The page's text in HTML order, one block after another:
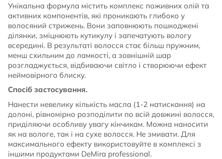
Унікальна формула містить комплекс поживних олій та
активних компонентів, які проникають глибоко у
волосяний стрижень. Вони заповнюють пошкоджені
ділянки, зміцнюють кутикулу і запечатують вологу
всередині. В результаті волосся стає більш пружним,
менш схильним до ламкості, а зовнішній шар
розгладжується, відбиваючи світло і створюючи ефект
неймовірного блиску.
Спосіб застосування.
Нанести невелику кількість масла (1-2 натискання) на
долоні, рівномірно розподілити по всій довжині волосся,
приділяючи особливу увагу кінчикам. Можна наносити
як на вологе, так і на сухе волосся. Не змивати. Для
максимального ефекту використовуйте в комплексі з
іншими продуктами DeMira professional.